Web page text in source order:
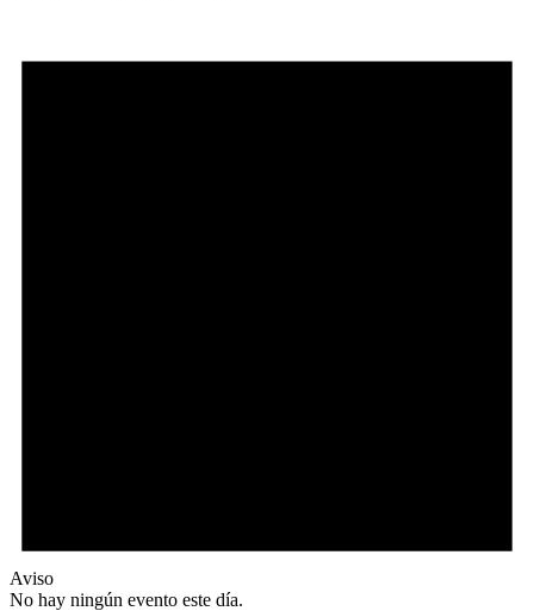
Aviso
No hay ningún evento este día.